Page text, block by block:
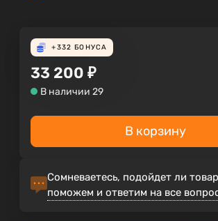
+332 БОНУСА
33 200 ₽
В наличии 29
В корзину
Сомневаетесь, подойдет ли
поможем и ответим на все